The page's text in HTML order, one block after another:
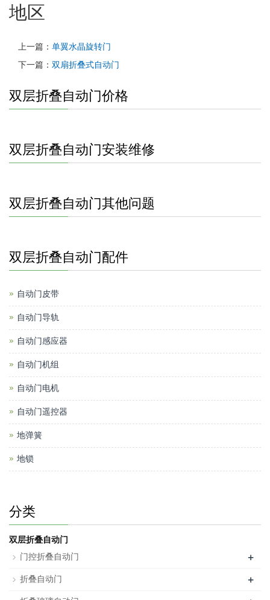
地区
上一篇： 单翼水晶旋转门
下一篇： 双扇折叠式自动门
双层折叠自动门价格
双层折叠自动门安装维修
双层折叠自动门其他问题
双层折叠自动门配件
自动门皮带
自动门导轨
自动门感应器
自动门机组
自动门电机
自动门遥控器
地弹簧
地锁
分类
双层折叠自动门
门控折叠自动门
+
折叠自动门 +